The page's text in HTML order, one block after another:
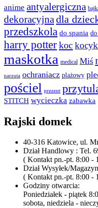
anime antyalergiczna
dekoracyjna dla
przedszkola do spania do
harry potterkoc kocyk
maskotka medical Miś
narzuta ochraniacz plażowy
pościel prezent
STITCH wycieczka zabawka
Rajski domek
40-316 Katowice, ul.
Dział Handlowy : Tel.
( Kontakt pn.-pt. 8:00 -
Dział Wysyłek/
( Kontakt pn.-pt. 8:00 -
Godziny otwarcia:
Poniedziałek - piątek
sobota, niedziela -